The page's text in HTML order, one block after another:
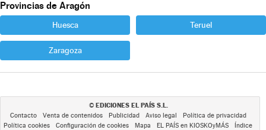
Provincias de Aragón
Huesca Teruel
Zaragoza
© EDICIONES EL PAÍS S.L.
Contacto Venta de contenidos Publicidad Aviso legal
Política de privacidad
Política cookies
Configuración de cookies Mapa EL PAÍS en KIOSKOyMÁS Índice